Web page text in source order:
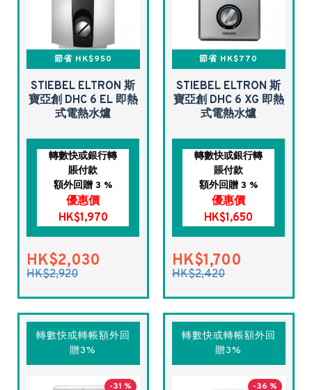
節省 HK$950
STIEBEL ELTRON 斯
寶亞創 DHC 6 EL 即熱
式電熱水爐
轉數快或銀行轉
賬付款
額外回贈 3 %
優惠價
HK$1,970
HK$2,030
HK$2,920
節省 HK$770
STIEBEL ELTRON 斯
寶亞創 DHC 6 XG 即熱
式電熱水爐
轉數快或銀行轉
賬付款
額外回贈 3 %
優惠價
HK$1,650
HK$1,700
HK$2,420
轉數快或轉帳額外回
贈3%
-31 %
轉數快或轉帳額外回
贈3%
-36 %